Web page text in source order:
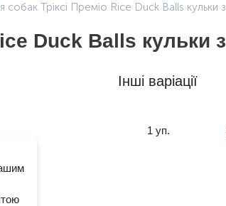
собак Тріксі Преміо Rice Duck Balls кульки
Duck Balls кульки
Інші варіації
1 уп.